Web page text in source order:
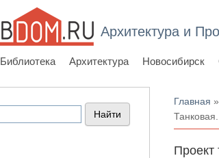
Архитектура и
Библиотека Архитектура Новосибирск
Вы
Главная
Проект